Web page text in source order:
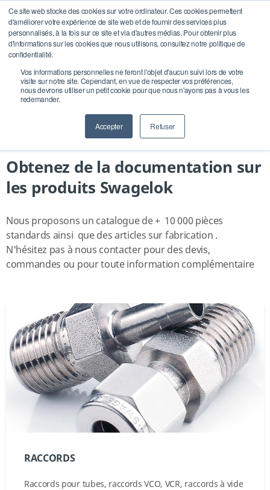
Ce site web stocke des cookies sur votre ordinateur. Ces cookies permettent
d'améliorer votre expérience de site web et de fournir des services plus
personnalisés, à la fois sur ce site et via d'autres médias. Pour obtenir plus
d'informations sur les cookies que nous utilisons, consultez notre politique de
confidentialité.
Vos informations personnelles ne feront l'objet d'aucun suivi lors de votre
visite sur notre site. Cependant, en vue de respecter vos préférences,
nous devrons utiliser un petit cookie pour que nous n'ayons pas à vous les
redemander.
Accepter Refuser
Open
Obtenez de la documentation sur
les produits Swagelok
Nous proposons un catalogue de + 10 000 pièces
standards ainsi que des articles sur fabrication .
N'hésitez pas à nous contacter pour des devis,
commandes ou pour toute information complémentaire
RACCORDS
Raccords pour tubes, raccords VCO, VCR, raccords à vide